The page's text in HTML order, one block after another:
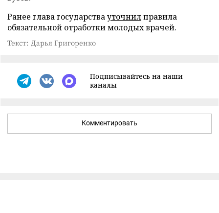
Ранее глава государствауточнилправила
обязательной отработки молодых врачей.
Текст: Дарья Григоренко
Подписывайтесь на наши
каналы
Комментировать